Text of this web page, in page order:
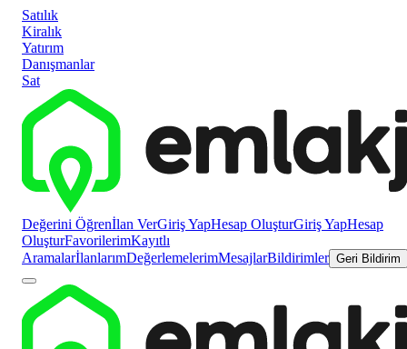
Satılık
Kiralık
Yatırım
Danışmanlar
Sat
Değerini Öğrenİlan VerGiriş YapHesap OluşturGiriş YapHesap
OluşturFavorilerimKayıtlı
AramalarİlanlarımDeğerlemelerimMesajlarBildirimler Geri Bildirim